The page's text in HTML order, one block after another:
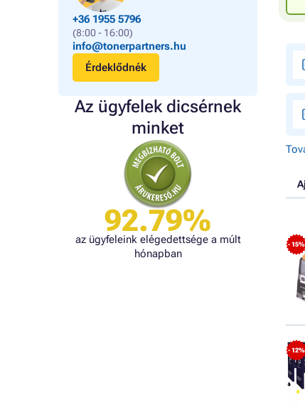
+36 1955 5796
(8:00 - 16:00)
info@tonerpartners.hu
Érdeklődnék
Az ügyfelek dicsérnek
minket
92.79%
az ügyfeleink elégedettsége a múlt
hónapban
- 15%
- 12%